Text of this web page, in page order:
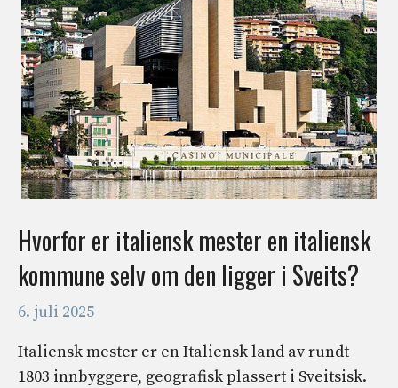
Hvorfor er italiensk mester en italiensk
kommune selv om den ligger i Sveits?
6. juli 2025
Italiensk mester er en Italiensk land av rundt
1803 innbyggere, geografisk plassert i Sveitsisk.